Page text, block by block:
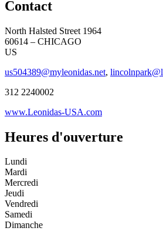
Contact
North Halsted Street 1964
60614 – CHICAGO
US
us504389@myleonidas.net,
312 2240002
www.Leonidas-USA.com
Heures d'ouverture
Lundi
Mardi
Mercredi
Jeudi
Vendredi
Samedi
Dimanche